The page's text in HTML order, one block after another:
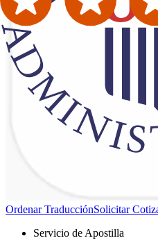
Ordenar TraducciónSolicitar
Servicio de Apostilla